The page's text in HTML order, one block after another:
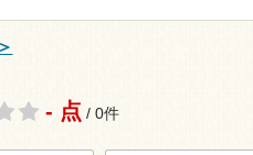
- 点 / 0件